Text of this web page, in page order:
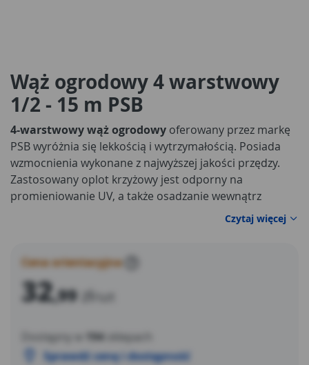
Wąż ogrodowy 4 warstwowy
1/2 - 15 m PSB
4-warstwowy wąż ogrodowy oferowany przez markę
PSB wyróżnia się lekkością i wytrzymałością. Posiada
wzmocnienia wykonane z najwyższej jakości przędzy.
Zastosowany oplot krzyżowy jest odporny na
promieniowanie UV, a także osadzanie wewnątrz
w takim wydaniu posiadają
zakres temperatury roboczej od -10 do +50 stopni
związanych z nawadnianiem ogrodów.
Czytaj więcej
Cena orientacyjna
32,99 zł
Dostępny w 194 sklepach
Sprawdź cenę i dostępność